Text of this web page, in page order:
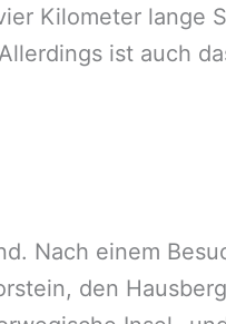
Kilometer lange
ist auch
Nach einem
den